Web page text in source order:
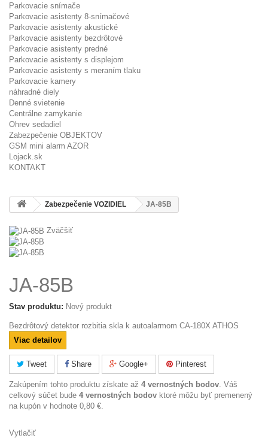
Parkovacie snímače
Parkovacie asistenty 8-snímačové
Parkovacie asistenty akustické
Parkovacie asistenty bezdrôtové
Parkovacie asistenty predné
Parkovacie asistenty s displejom
Parkovacie asistenty s meraním tlaku
Parkovacie kamery
náhradné diely
Denné svietenie
Centrálne zamykanie
Ohrev sedadiel
Zabezpečenie OBJEKTOV
GSM mini alarm AZOR
Lojack.sk
KONTAKT
Zabezpečenie VOZIDIEL JA-85B
Zväčšiť
JA-85B
Stav produktu: Nový produkt
Bezdrôtový detektor rozbitia skla k autoalarmom CA-180X ATHOS
Viac detailov
Tweet Share Google+ Pinterest
Zakúpením tohto produktu získate až 4 vernostných bodov . Váš
celkový súčet bude 4 vernostných bodov ktoré môžu byť premenený
na kupón v hodnote 0,80 €
Vytlačiť